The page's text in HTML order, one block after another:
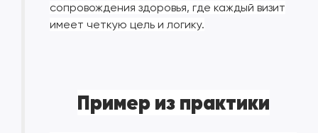
сопровождения здоровья, где каждый визит
имеет четкую цель и логику.
Пример из практики